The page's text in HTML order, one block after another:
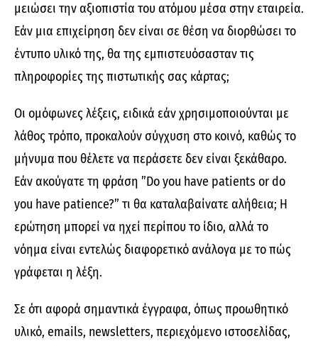
μειώσει την αξιοπιστία του ατόμου μέσα στην εταιρεία.
Εάν μια επιχείρηση δεν είναι σε θέση να διορθώσει το
έντυπο υλικό της, θα της εμπιστευόσασταν τις
πληροφορίες της πιστωτικής σας κάρτας;
Οι ομόφωνες λέξεις, ειδικά εάν χρησιμοποιούνται με
λάθος τρόπο, προκαλούν σύγχυση στο κοινό, καθώς το
μήνυμα που θέλετε να περάσετε δεν είναι ξεκάθαρο.
Εάν ακούγατε τη φράση ”Do you have patients or do
you have patience?” τι θα καταλαβαίνατε αλήθεια; Η
ερώτηση μπορεί να ηχεί περίπου το ίδιο, αλλά το
νόημα είναι εντελώς διαφορετικό ανάλογα με το πώς
γράφεται η λέξη.
Σε ότι αφορά σημαντικά έγγραφα, όπως προωθητικό
υλικό, emails, newsletters, περιεχόμενο ιστοσελίδας,